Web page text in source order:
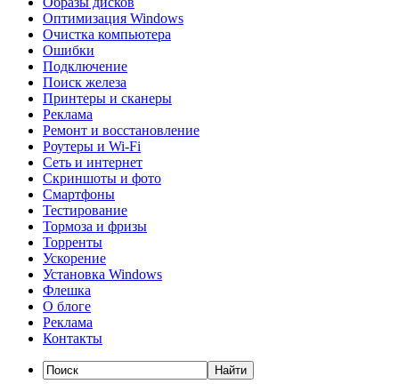
Оптимизация Windows
Очистка компьютера
Ошибки
Подключение
Поиск железа
Принтеры и сканеры
Реклама
Ремонт и восстановление
Роутеры и Wi-Fi
Сеть и интернет
Скриншоты и фото
Смартфоны
Тестирование
Тормоза и фризы
Торренты
Ускорение
Установка Windows
Флешка
О блоге
Реклама
Контакты